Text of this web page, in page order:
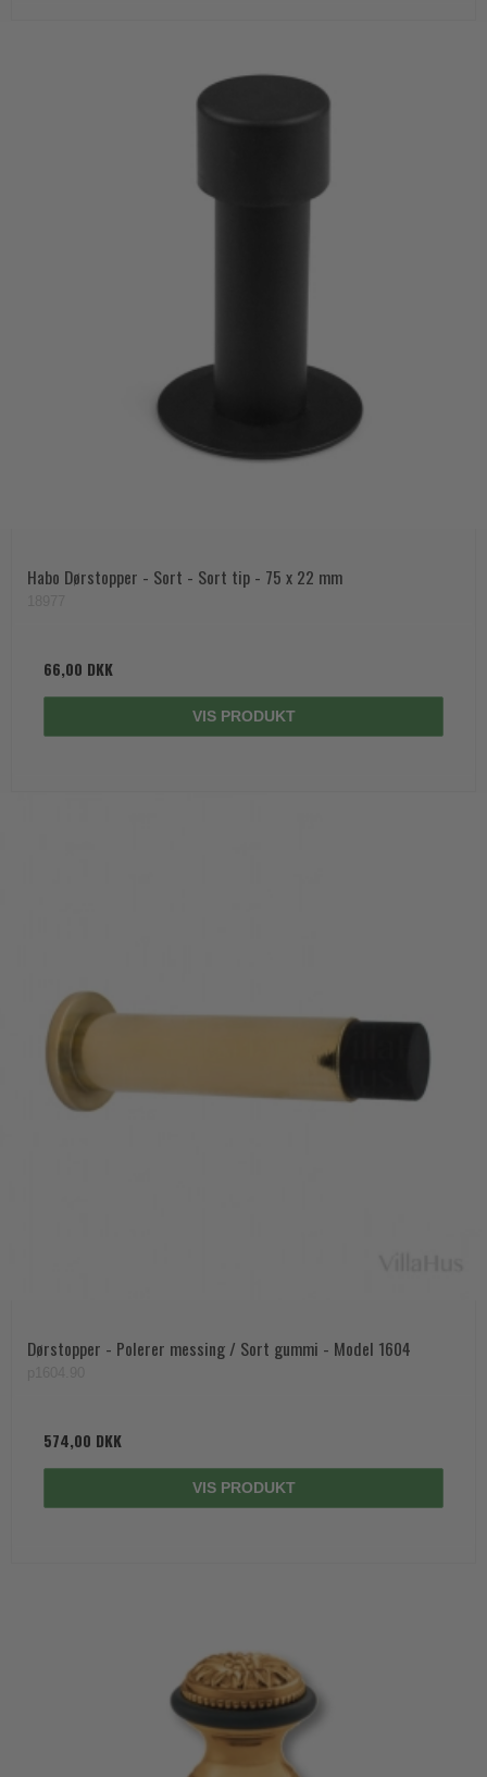
Habo Dørstopper - Sort - Sort tip - 75 x 22 mm
66,00 DKK
VIS PRODUKT
Dørstopper - Polerer messing / Sort gummi - Model 1604
574,00 DKK
VIS PRODUKT